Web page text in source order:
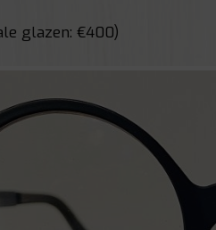
glazen: €400)